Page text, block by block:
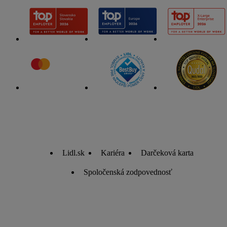
Lidl.sk Kariéra Darčeková karta
Spoločenská zodpovednosť
ďalšie informácie o podmienkach spracúvania osobných
údajov.
Kliknutím na možnosť "
Odmietnuť" môžete povoliť iba
vyjadríte súhlas so spracúvaním na všetky vyššie uvedené
účely. Ďalšie informácie vrátane informácií o dobe
uchovávania údajov a Vašom práve kedykoľvek odvolať
zásadách